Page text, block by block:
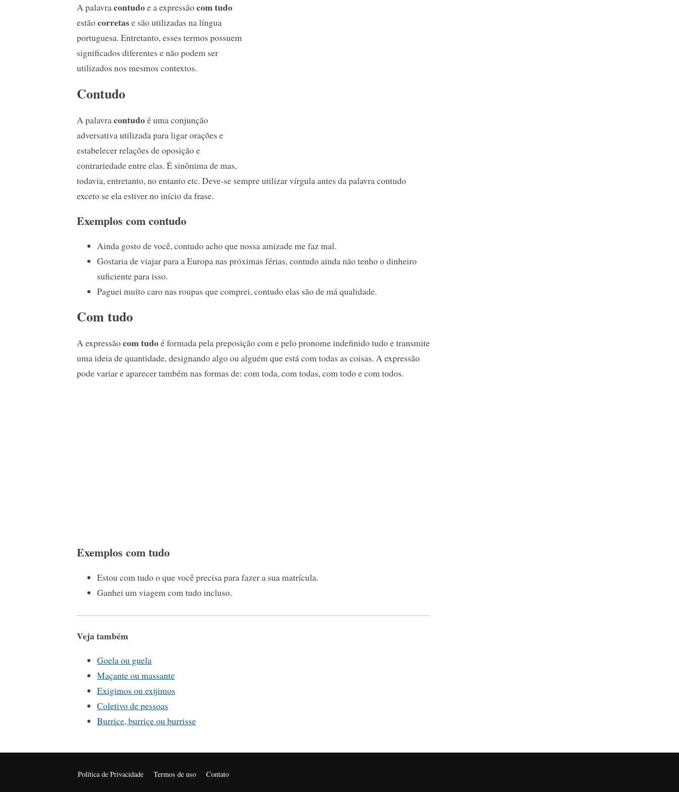
A palavracontudoe a expressãocom tudo
estãocorretase são utilizadas na língua
portuguesa. Entretanto, esses termos possuem
significados diferentes e não podem ser
utilizados nos mesmos contextos.
Contudo
A palavra contudoé uma conjunção
adversativa utilizada para ligar orações e
estabelecer relações de oposição e
contrariedade entre elas. É sinônima de mas,
todavia, entretanto, no entanto etc. Deve-se sempre utilizar vírgula antes da palavra contudo
exceto se ela estiver no início da frase.
Exemplos com contudo
Ainda gosto de você, contudo acho que nossa amizade me faz mal.
Gostaria de viajar para a Europa nas próximas férias, contudo ainda não tenho o dinheiro
suficiente para isso.
Paguei muito caro nas roupas que comprei, contudo elas são de má qualidade.
Com tudo
A expressãocom tudoé formada pela preposição com e pelo pronome indefinido tudo e transmite
uma ideia de quantidade, designando algo ou alguém que está com todas as coisas. A expressão
pode variar e aparecer também nas formas de: com toda, com todas, com todo e com todos.
Exemplos com tudo
Estou com tudo o que você precisa para fazer a sua matrícula.
Ganhei um viagem com tudo incluso.
Veja também
Goela ou guela
Maçante ou massante
Exigimos ou exijimos
Coletivo de pessoas
Burrice, burriçe ou burrisse
Política de Privacidade Termos de uso Contato